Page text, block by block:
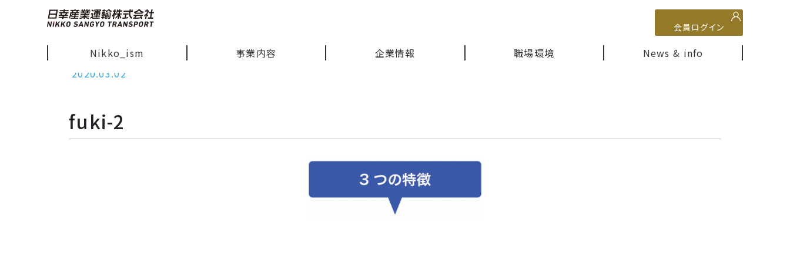
会員ログイン
Nikko_ism 事業内容 企業情報 職場環境
News & info
2020.03.02
fuki-2